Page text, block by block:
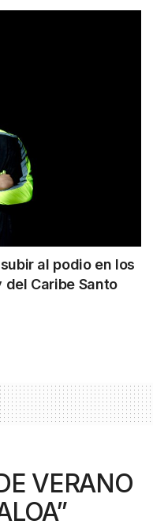
al podio en los
Caribe Santo
VERANO